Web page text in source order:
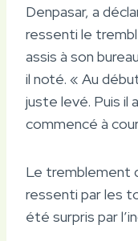
Denpasar, a
ressenti le
assis à son
il noté. « Au
juste levé. Puis il
commencé à
Le tremblement
ressenti par les
été surpris par